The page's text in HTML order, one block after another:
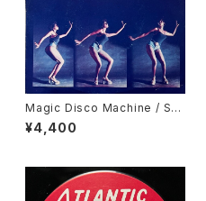
Magic Disco Machine / Scr
atchin'
¥4,400